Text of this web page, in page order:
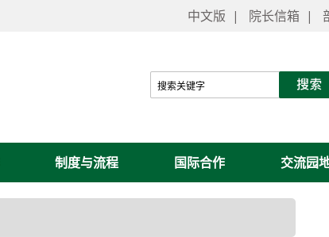
中文版 | 院长信箱 |
制度与流程 国际合作 交流园